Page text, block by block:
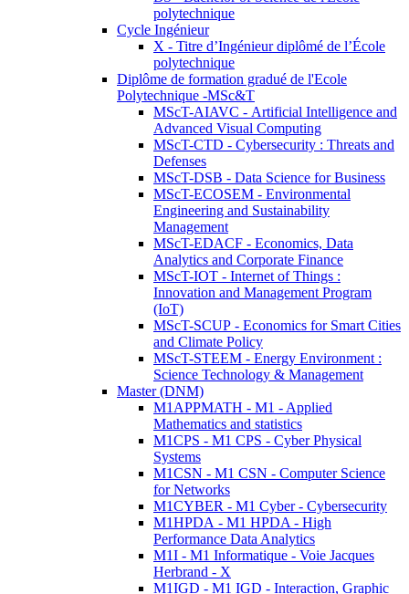
polytechnique
Cycle Ingénieur
X - Titre d’Ingénieur diplômé de l’École
polytechnique
Diplôme de formation gradué de l'Ecole
Polytechnique -MSc&T
MScT-AIAVC - Artificial Intelligence and
Advanced Visual Computing
MScT-CTD - Cybersecurity : Threats and
Defenses
MScT-DSB - Data Science for Business
MScT-ECOSEM - Environmental
Engineering and Sustainability
Management
MScT-EDACF - Economics, Data
Analytics and Corporate Finance
MScT-IOT - Internet of Things :
Innovation and Management Program
(IoT)
MScT-SCUP - Economics for Smart Cities
and Climate Policy
MScT-STEEM - Energy Environment :
Science Technology & Management
Master (DNM)
M1APPMATH - M1 - Applied
Mathematics and statistics
M1CPS - M1 CPS - Cyber Physical
Systems
M1CSN - M1 CSN - Computer Science
for Networks
M1CYBER - M1 Cyber - Cybersecurity
M1HPDA - M1 HPDA - High
Performance Data Analytics
M1I - M1 Informatique - Voie Jacques
Herbrand - X
M1IGD - M1 IGD - Interaction, Graphic